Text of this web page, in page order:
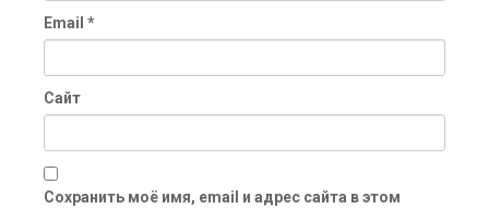
Email *
Сайт
Сохранить моё имя, email и адрес сайта в этом